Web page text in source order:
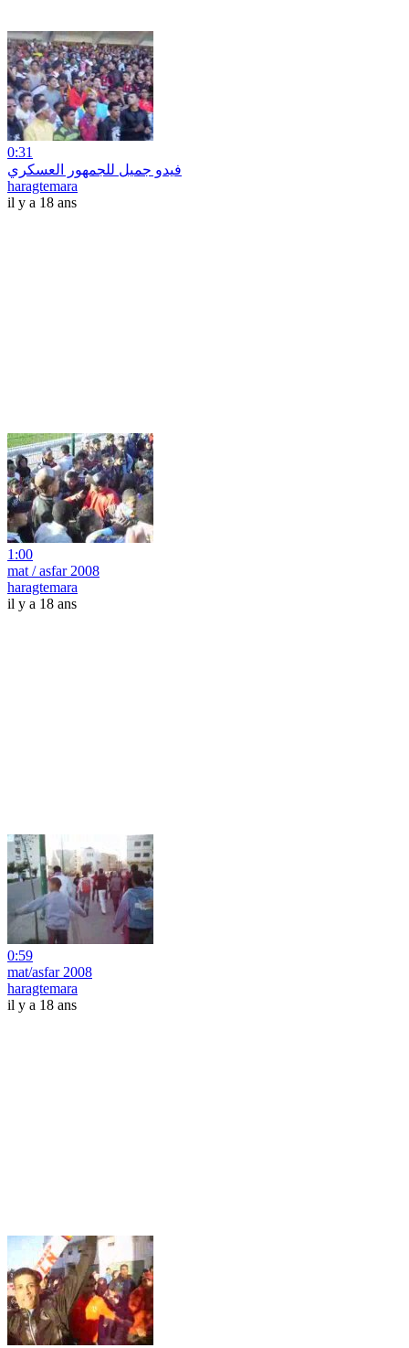
0:31
فيدو جميل للجمهور العسكري
haragtemara
il y a 18 ans
1:00
mat / asfar 2008
haragtemara
il y a 18 ans
0:59
mat/asfar 2008
haragtemara
il y a 18 ans